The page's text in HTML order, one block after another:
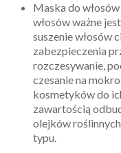
Maska do
włosów ważne
suszenie włosów
zabezpieczenia
rozczesywanie,
czesanie na
kosmetyków do
zawartością
olejków
typu.